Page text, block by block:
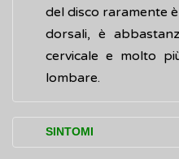
del disco raramente
dorsali, è
cervicale e molto
lombare.
SINTOMI